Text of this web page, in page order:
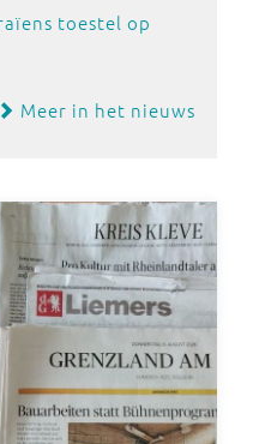
toestel op
Meer in het nieuws